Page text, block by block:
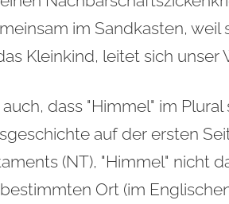
im Sandkasten,
Kleinkind, leitet sich unser
dass "Himmel" im
auf der ersten
(NT), "Himmel" nicht
Ort (im